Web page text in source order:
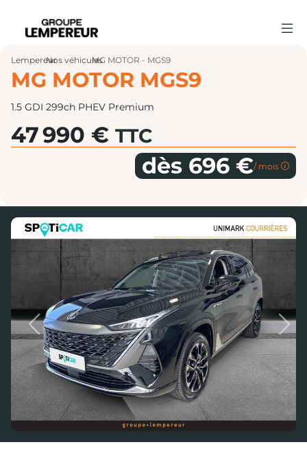
Lempereur
›
Nos véhicules
›
MG MOTOR - MGS9
MG MOTOR MGS9
1.5 GDI 299ch PHEV Premium
47 990 € TTC
dès 696 €/ mois
Previous Next